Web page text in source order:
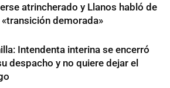
atrincherado y Llanos habló de
«transición demorada»
Intendenta interina se encerró
despacho y no quiere dejar el